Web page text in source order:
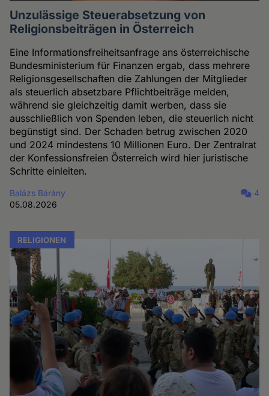
Unzulässige Steuerabsetzung von
Religionsbeiträgen in Österreich
Eine Informationsfreiheitsanfrage ans österreichische
Bundesministerium für Finanzen ergab, dass mehrere
Religionsgesellschaften die Zahlungen der Mitglieder
als steuerlich absetzbare Pflichtbeiträge melden,
während sie gleichzeitig damit werben, dass sie
ausschließlich von Spenden leben, die steuerlich nicht
begünstigt sind. Der Schaden betrug zwischen 2020
und 2024 mindestens 10 Millionen Euro. Der Zentralrat
der Konfessionsfreien Österreich wird hier juristische
Schritte einleiten.
Balázs Bárány
05.08.2026
4
RELIGIONEN